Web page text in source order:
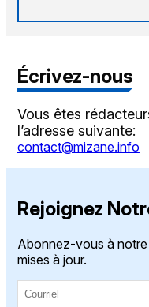
Écrivez-nous
Vous êtes
l’adresse suivante:
contact@mizane.info
Rejoignez
Abonnez-vous à
mises à jour.